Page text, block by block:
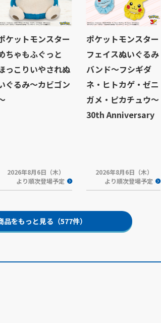
ケットモンスター
ちゃもふぐっと
っこりいやされぬ
ぐるみ～カビゴン
2026年8月6日（木）
より順次登場予定
ポケットモンスター
フェイスぬいぐるみ
バンド～フシギダ
ネ・ヒトカゲ・ゼニ
ガメ・ピカチュウ～
30th Anniversary
2026年8月6日（木）
より順次登場予定
品をもっと見る（577件）